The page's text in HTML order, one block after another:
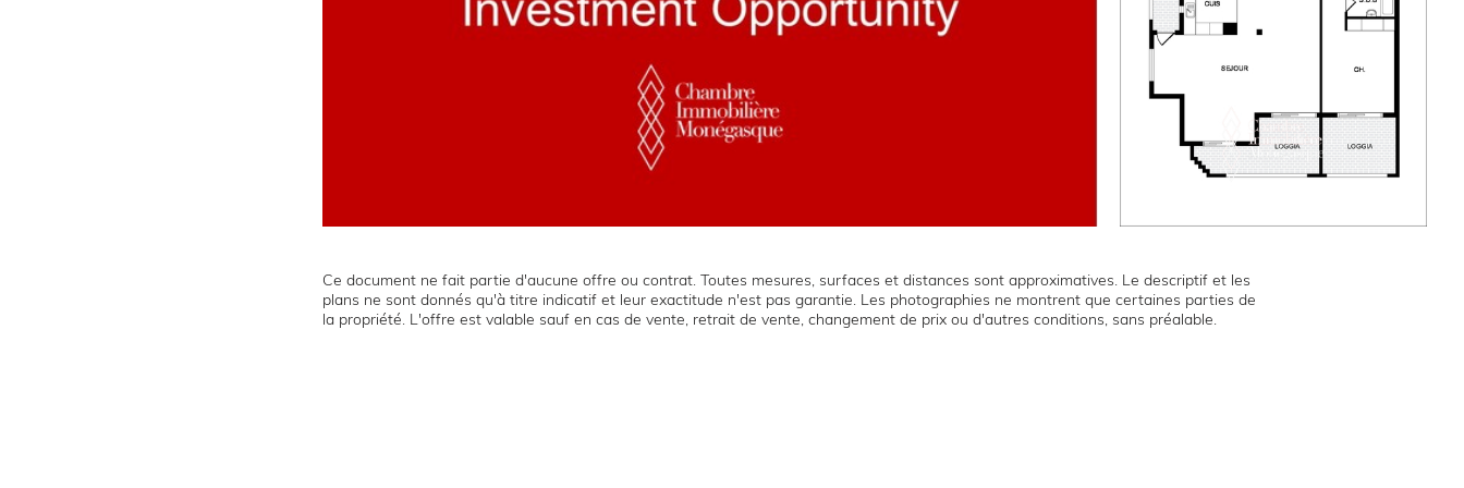
Ce document ne fait partie d'aucune offre ou contrat. Toutes mesures, surfaces et distances sont approximatives. Le descriptif et les
plans ne sont donnés qu'à titre indicatif et leur exactitude n'est pas garantie. Les photographies ne montrent que certaines parties de
la propriété. L'offre est valable sauf en cas de vente, retrait de vente, changement de prix ou d'autres conditions, sans préalable.